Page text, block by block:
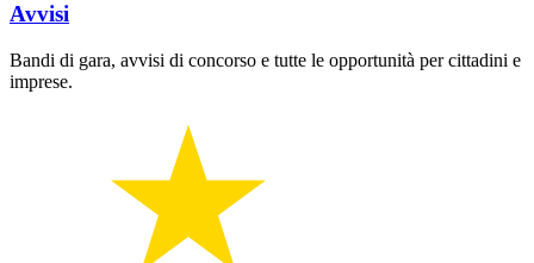
Avvisi
Bandi di gara, avvisi di concorso e tutte le opportunità per cittadini e
imprese.